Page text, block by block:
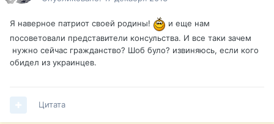
Я наверное патриот своей родины!
и еще нам
посоветовали представители консульства. И все таки зачем
нужно сейчас гражданство? Шоб було? извиняюсь, если кого
обидел из украинцев.
Цитата